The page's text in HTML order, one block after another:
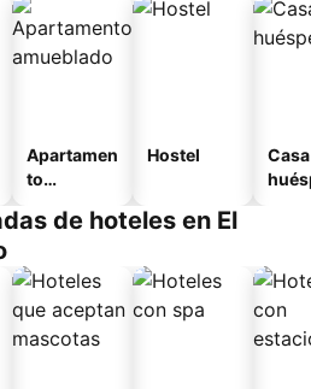
Apartamen
to
o
Hostel
de hoteles en El